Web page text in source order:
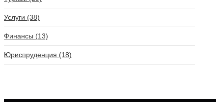
Услуги (38)
Финансы (13)
Юриспруденция (18)